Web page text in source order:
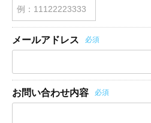
メールアドレス 必須
お問い合わせ内容 必須